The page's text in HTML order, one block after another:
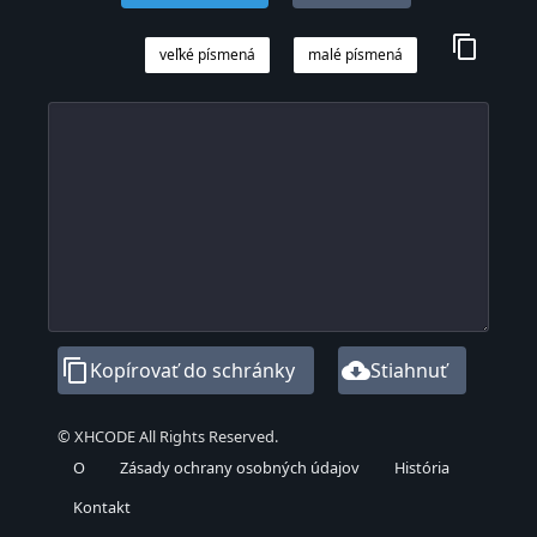
content_copy
malé písmená
veľké písmená
content_copyKopírovať do schránky cloud_downloadStiahnuť
© XHCODE All Rights Reserved.
O
Zásady ochrany osobných údajov
História
Kontakt